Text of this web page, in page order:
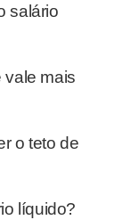
salário
vale mais
o teto de
líquido?